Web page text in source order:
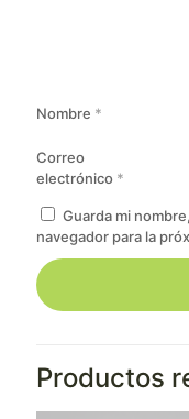
Nombre *
Correo
electrónico *
Guarda mi
navegador para la
Productos